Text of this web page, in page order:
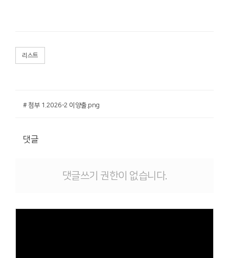
리스트
# 첨부 1.2026-2 이양출.png
댓글
댓글쓰기 권한이 없습니다.